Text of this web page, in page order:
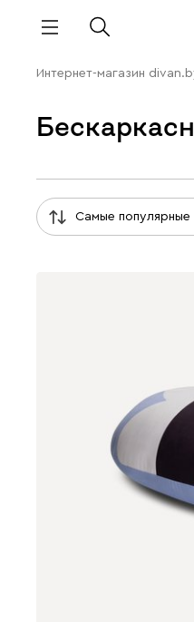
Интернет-магазин
Самые популярные